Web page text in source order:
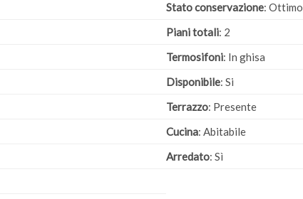
Stato conservazione: Ottimo
Piani totali: 2
Termosifoni: In ghisa
Disponibile: Si
Terrazzo: Presente
Cucina: Abitabile
Arredato: Sì